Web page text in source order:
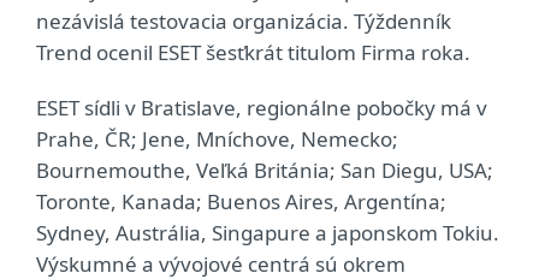
nezávislá testovacia organizácia. Týždenník
Trend ocenil ESET šesťkrát titulom Firma roka.
ESET sídli v Bratislave, regionálne pobočky má v
Prahe, ČR; Jene, Mníchove, Nemecko;
Bournemouthe, Veľká Británia; San Diegu, USA;
Toronte, Kanada; Buenos Aires, Argentína;
Sydney, Austrália, Singapure a japonskom Tokiu.
Výskumné a vývojové centrá sú okrem